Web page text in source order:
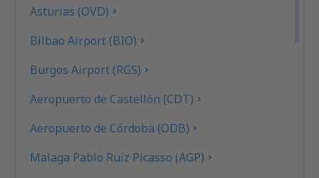
Asturias (OVD)
Bilbao Airport (BIO)
Burgos Airport (RGS)
Aeropuerto de Castellón (CDT)
Aeropuerto de Córdoba (ODB)
Malaga Pablo Ruiz Picasso (AGP)